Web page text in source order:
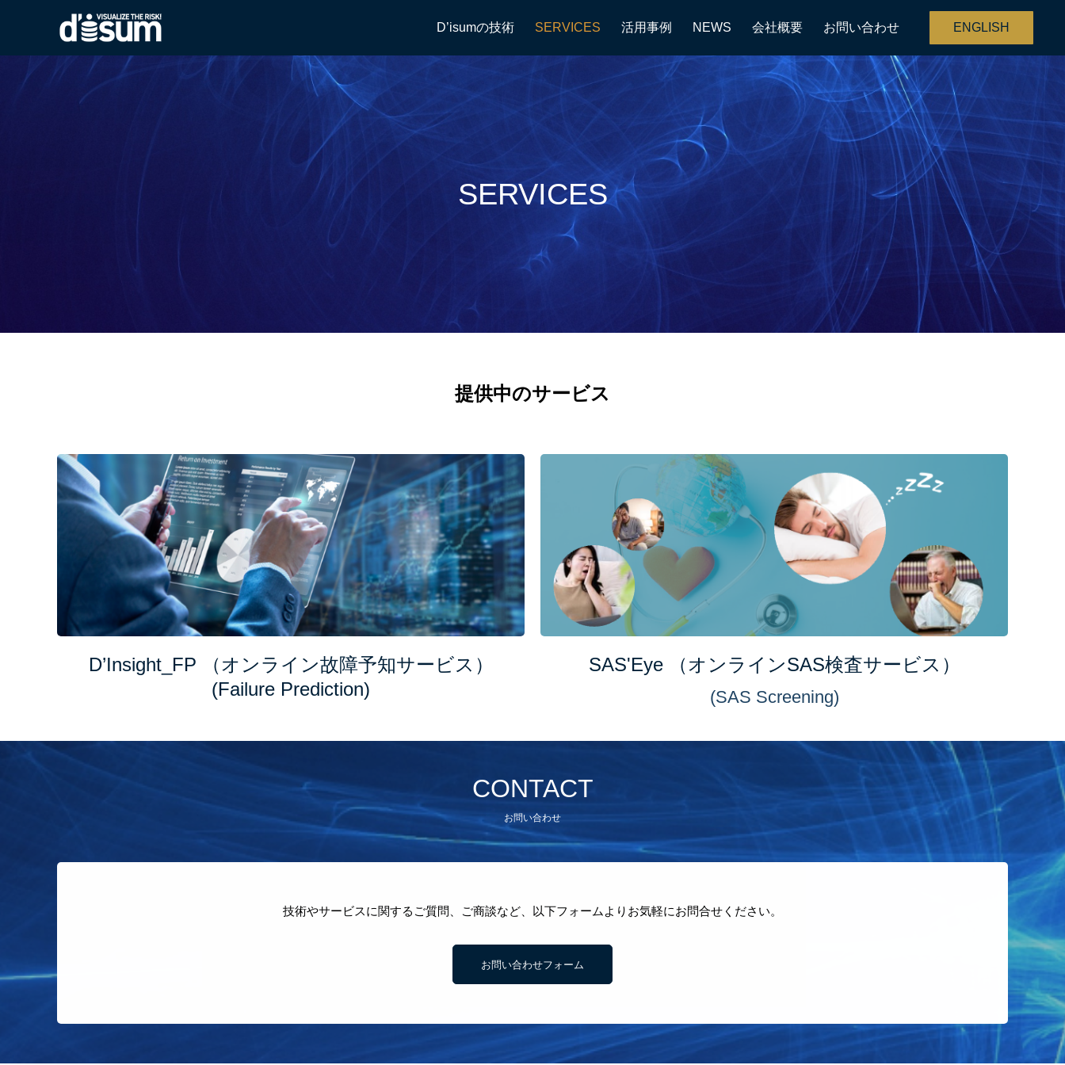
D’isumの技術 SERVICES 活用事例 NEWS 会社概要 お問い合わせ ENGLISH
SERVICES
提供中のサービス
D’Insight_FP （オンライン故障予知サービス）
(Failure Prediction)
SAS'Eye （オンラインSAS検査サービス）
(SAS Screening)
CONTACT
お問い合わせ
技術やサービスに関するご質問、ご商談など、以下フォームよりお気軽にお問合せください。
お問い合わせフォーム
D’isumの技術
SERVICES
活用事例